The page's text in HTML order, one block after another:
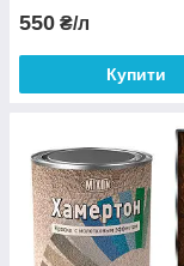
550 ₴/л
Купити